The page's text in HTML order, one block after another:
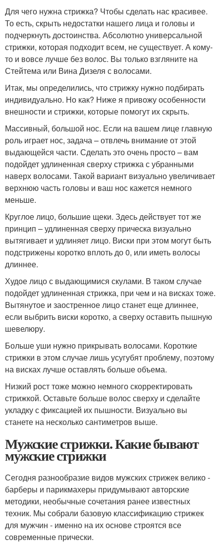
Для чего нужна стрижка? Чтобы сделать нас красивее.
То есть, скрыть недостатки нашего лица и головы и
подчеркнуть достоинства. Абсолютно универсальной
стрижки, которая подходит всем, не существует. А кому-
то и вовсе лучше без волос. Вы только взгляните на
Стейтема или Вина Дизеля с волосами.
Итак, мы определились, что стрижку нужно подбирать
индивидуально. Но как? Ниже я привожу особенности
внешности и стрижки, которые помогут их скрыть.
Массивный, большой нос. Если на вашем лице главную
роль играет нос, задача – отвлечь внимание от этой
выдающейся части. Сделать это очень просто – вам
подойдет удлиненная сверху стрижка с убранными
наверх волосами. Такой вариант визуально увеличивает
верхнюю часть головы и ваш нос кажется немного
меньше.
Круглое лицо, большие щеки. Здесь действует тот же
принцип – удлиненная сверху прическа визуально
вытягивает и удлиняет лицо. Виски при этом могут быть
подстрижены коротко вплоть до 0, или иметь волосы
длиннее.
Худое лицо с выдающимися скулами. В таком случае
подойдет удлиненная стрижка, при чем и на висках тоже.
Вытянутое и заостренное лицо станет еще длиннее,
если выбрить виски коротко, а сверху оставить пышную
шевелюру.
Больше уши нужно прикрывать волосами. Короткие
стрижки в этом случае лишь усугубят проблему, поэтому
на висках лучше оставлять больше объема.
Низкий рост тоже можно немного скорректировать
стрижкой. Оставьте больше волос сверху и сделайте
укладку с фиксацией их пышности. Визуально вы
станете на несколько сантиметров выше.
Мужские стрижки. Какие бывают
мужские стрижки
Сегодня разнообразие видов мужских стрижек велико -
барберы и парикмахеры придумывают авторские
методики, необычные сочетания ранее известных
техник. Мы собрали базовую классификацию стрижек
для мужчин - именно на их основе строятся все
современные прически.